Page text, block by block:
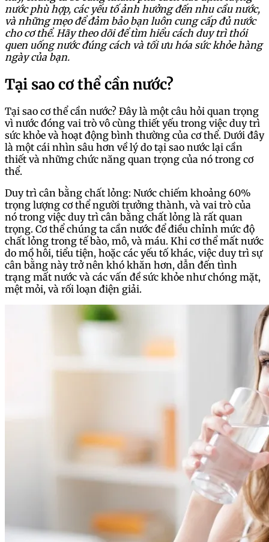
nước phù hợp, các yếu tố ảnh hưởng đến nhu cầu nước,
và những mẹo để đảm bảo bạn luôn cung cấp đủ nước
cho cơ thể. Hãy theo dõi để tìm hiểu cách duy trì thói
quen uống nước đúng cách và tối ưu hóa sức khỏe hàng
ngày của bạn.
Tại sao cơ thể cần nước?
Tại sao cơ thể cần nước? Đây là một câu hỏi quan trọng
vì nước đóng vai trò vô cùng thiết yếu trong việc duy trì
sức khỏe và hoạt động bình thường của cơ thể. Dưới đây
là một cái nhìn sâu hơn về lý do tại sao nước lại cần
thiết và những chức năng quan trọng của nó trong cơ
thể.
Duy trì cân bằng chất lỏng: Nước chiếm khoảng 60%
trọng lượng cơ thể người trưởng thành, và vai trò của
nó trong việc duy trì cân bằng chất lỏng là rất quan
trọng. Cơ thể chúng ta cần nước để điều chỉnh mức độ
chất lỏng trong tế bào, mô, và máu. Khi cơ thể mất nước
do mồ hôi, tiểu tiện, hoặc các yếu tố khác, việc duy trì sự
cân bằng này trở nên khó khăn hơn, dẫn đến tình
trạng mất nước và các vấn đề sức khỏe như chóng mặt,
mệt mỏi, và rối loạn điện giải.